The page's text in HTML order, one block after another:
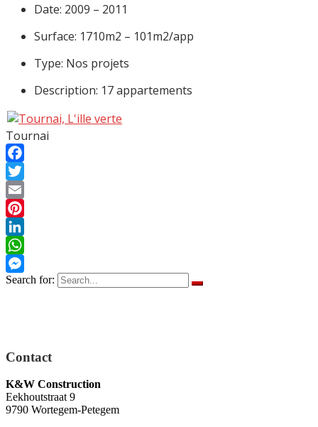
Date: 2009 – 2011
Surface: 1710m2 – 101m2/app
Type: Nos projets
Description: 17 appartements
Tournai
Facebook
Twitter
Email
Pinterest
LinkedIn
WhatsApp
Messenger
Search for:
Contact
K&W Construction
Eekhoutstraat 9
9790 Wortegem-Petegem